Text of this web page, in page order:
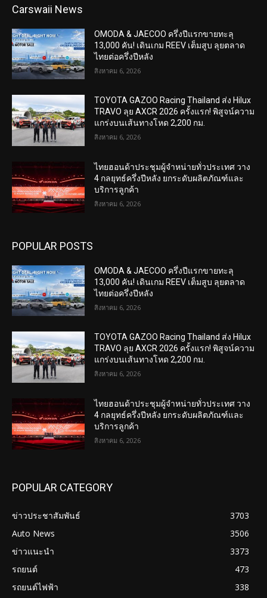
Carswaii News
OMODA & JAECOO ครึ่งปีแรกขายทะลุ
13,000 คัน! เดินเกม REEV เต็มสูบ ลุยตลาด
ไทยต่อครึ่งปีหลัง
สิงหาคม 6, 2026
TOYOTA GAZOO Racing Thailand ส่ง Hilux
TRAVO ลุย AXCR 2026 ครั้งแรก! พิสูจน์ความ
แกร่งบนเส้นทางโหด 2,200 กม.
สิงหาคม 6, 2026
ไทยฮอนด้าประชุมผู้จำหน่ายทั่วประเทศ วาง
4 กลยุทธ์ครึ่งปีหลัง ยกระดับผลิตภัณฑ์และ
บริการลูกค้า
สิงหาคม 6, 2026
POPULAR POSTS
OMODA & JAECOO ครึ่งปีแรกขายทะลุ
13,000 คัน! เดินเกม REEV เต็มสูบ ลุยตลาด
ไทยต่อครึ่งปีหลัง
สิงหาคม 6, 2026
TOYOTA GAZOO Racing Thailand ส่ง Hilux
TRAVO ลุย AXCR 2026 ครั้งแรก! พิสูจน์ความ
แกร่งบนเส้นทางโหด 2,200 กม.
สิงหาคม 6, 2026
ไทยฮอนด้าประชุมผู้จำหน่ายทั่วประเทศ วาง
4 กลยุทธ์ครึ่งปีหลัง ยกระดับผลิตภัณฑ์และ
บริการลูกค้า
สิงหาคม 6, 2026
POPULAR CATEGORY
ข่าวประชาสัมพันธ์
3703
Auto News
3506
ข่าวแนะนำ
3373
รถยนต์
473
รถยนต์ไฟฟ้า
338